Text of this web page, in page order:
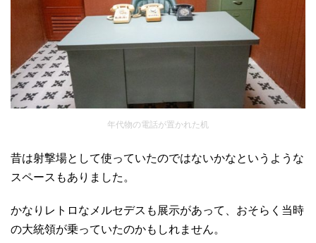
年代物の電話が置かれた机
昔は射撃場として使っていたのではないかなというような
スペースもありました。
かなりレトロなメルセデスも展示があって、おそらく当時
の大統領が乗っていたのかもしれません。